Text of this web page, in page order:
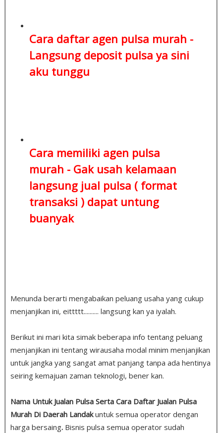
Cara daftar agen pulsa murah -
Langsung deposit pulsa ya sini
aku tunggu
Cara memiliki agen pulsa
murah - Gak usah kelamaan
langsung jual pulsa ( format
transaksi )dapat untung
buanyak
Menunda berarti mengabaikan peluang usaha yang cukup
menjanjikan ini, eittttt.......... langsung kan ya iyalah.
Berikut ini mari kita simak beberapa info tentang peluang
menjanjikan ini tentang wirausaha modal minim menjanjikan
untuk jangka yang sangat amat panjang tanpa ada hentinya
seiring kemajuan zaman teknologi, bener kan.
Nama Untuk Jualan Pulsa Serta Cara Daftar Jualan Pulsa
Murah Di Daerah Landakuntuk semua operator dengan
harga bersaing. Bisnis pulsa semua operator sudah